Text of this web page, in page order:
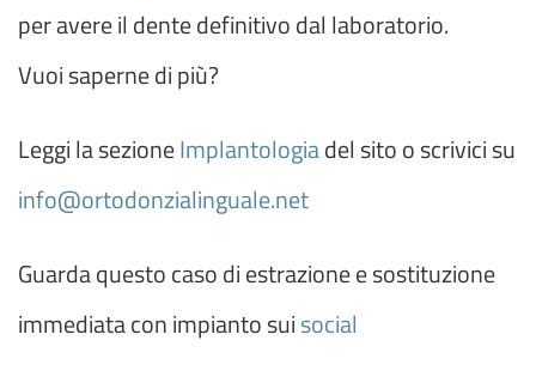
per avere il dente definitivo dal laboratorio.
Vuoi saperne di più?
Leggi la sezioneImplantologiadel sito o scrivici su
info@ortodonzialinguale.net
Guarda questo caso di estrazione e sostituzione
immediata con impianto suisocial